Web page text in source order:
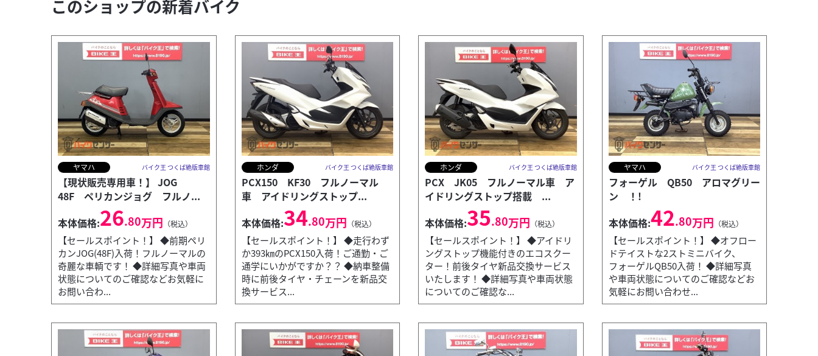
このショップの新着バイク
ヤマハ バイク王 つくば絶版車館
【現状販売専用車！】 JOG
48F ペリカンジョグ フルノ...
本体価格:26.80万円 （税込）
【セールスポイント！】 ◆前期ペリ
カンJOG(48F)入荷！フルノーマルの
奇麗な車輌です！ ◆詳細写真や車両
状態についてのご確認などお気軽に
お問い合わ...
ホンダ バイク王 つくば絶版車館
PCX150 KF30 フルノーマル
車 アイドリングストップ...
本体価格:34.80万円 （税込）
【セールスポイント！】 ◆走行わず
か393㎞のPCX150入荷！ご通勤・ご
通学にいかがですか？？ ◆納車整備
時に前後タイヤ・チェーンを新品交
換サービス...
ホンダ バイク王 つくば絶版車館
PCX JK05 フルノーマル車 ア
イドリングストップ搭載 ...
本体価格:35.80万円 （税込）
【セールスポイント！】 ◆アイドリ
ングストップ機能付きのエコスクー
ター！前後タイヤ新品交換サービス
いたします！ ◆詳細写真や車両状態
についてのご確認な...
ヤマハ バイク王 つくば絶版車館
フォーゲル QB50 アロマグリー
ン ！!
本体価格:42.80万円 （税込）
【セールスポイント！】 ◆オフロー
ドテイストな2ストミニバイク、
フォーゲルQB50入荷！ ◆詳細写真
や車両状態についてのご確認などお
気軽にお問い合わせ...